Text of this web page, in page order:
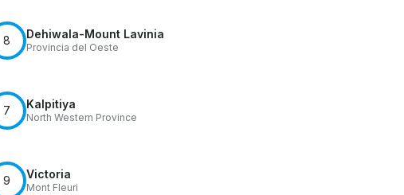
8 Dehiwala-Mount Lavinia
Provincia del Oeste
7 Kalpitiya
North Western Province
9 Victoria
Mont Fleuri